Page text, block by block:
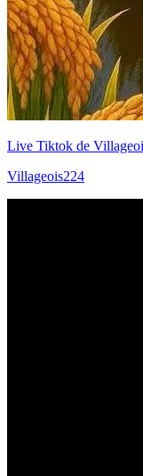
Live Tiktok de
Villageois224